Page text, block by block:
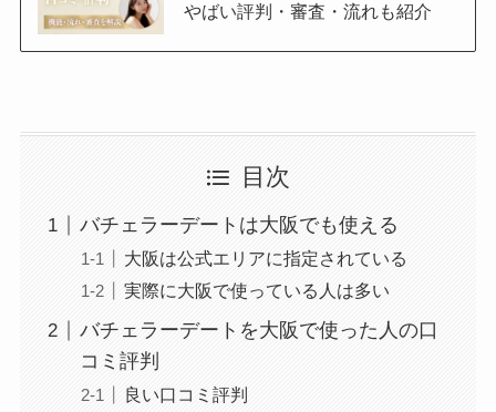
やばい評判・審査・流れも紹介
目次
バチェラーデートは大阪でも使える
大阪は公式エリアに指定されている
実際に大阪で使っている人は多い
バチェラーデートを大阪で使った人の口
コミ評判
良い口コミ評判